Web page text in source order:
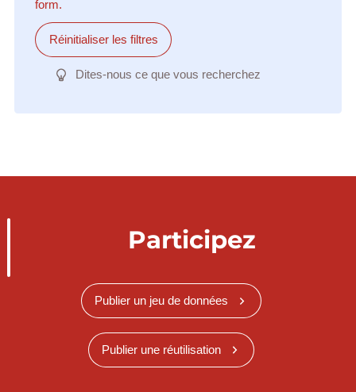
form.
Réinitialiser les filtres
Dites-nous ce que vous recherchez
Participez
Publier un jeu de données
Publier une réutilisation